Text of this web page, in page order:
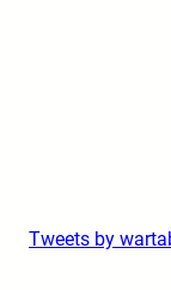
Tweets by